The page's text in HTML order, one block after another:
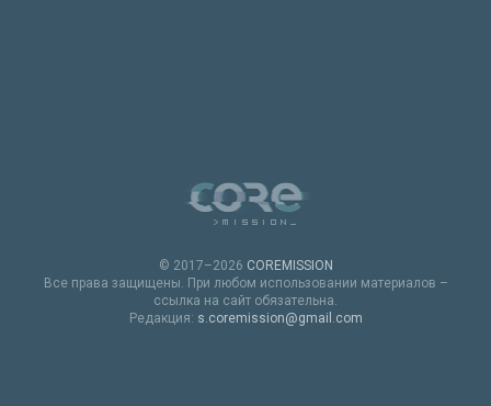
© 2017–2026 COREMISSION
Все права защищены. При любом использовании материалов –
ссылка на сайт обязательна.
Редакция: s.coremission@gmail.com